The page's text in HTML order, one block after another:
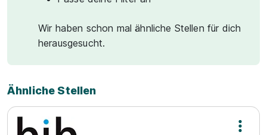
Wir haben schon mal ähnliche Stellen für dich
herausgesucht.
Ähnliche Stellen